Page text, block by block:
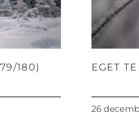
180) EGET
26